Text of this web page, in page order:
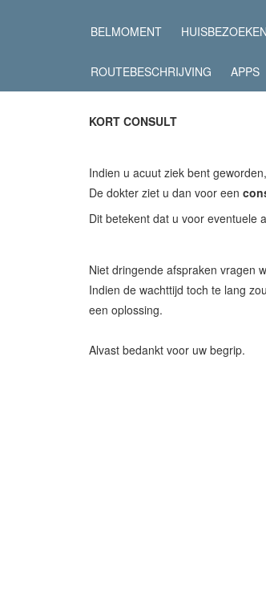
BELMOMENT HUISBEZOEKEN
ROUTEBESCHRIJVING APPS
KORT CONSULT
Indien u acuut ziek bent
De dokter ziet u dan voor een
Dit betekent dat u voor eventuele
Niet dringende afspraken vragen
Indien de wachttijd toch te lang
een oplossing.
Alvast bedankt voor uw begrip.